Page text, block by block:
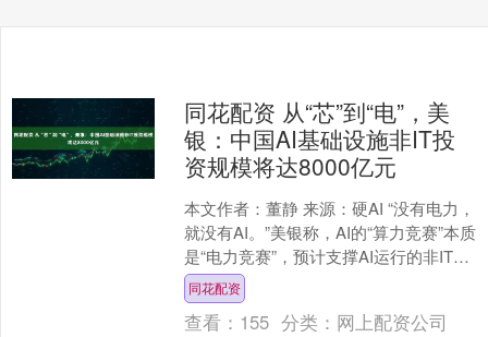
同花配资 从“芯”到“电”，美
银：中国AI基础设施非IT投
资规模将达8000亿元
本文作者：董静 来源：硬AI “没有电力，
就没有AI。”美银称，AI的“算力竞赛”本质
是“电力竞赛”，预计支撑AI运行的非IT基
础设施投资将迎来爆发性增长。 1....
同花配资
查看： 155 分类： 网上配资公司